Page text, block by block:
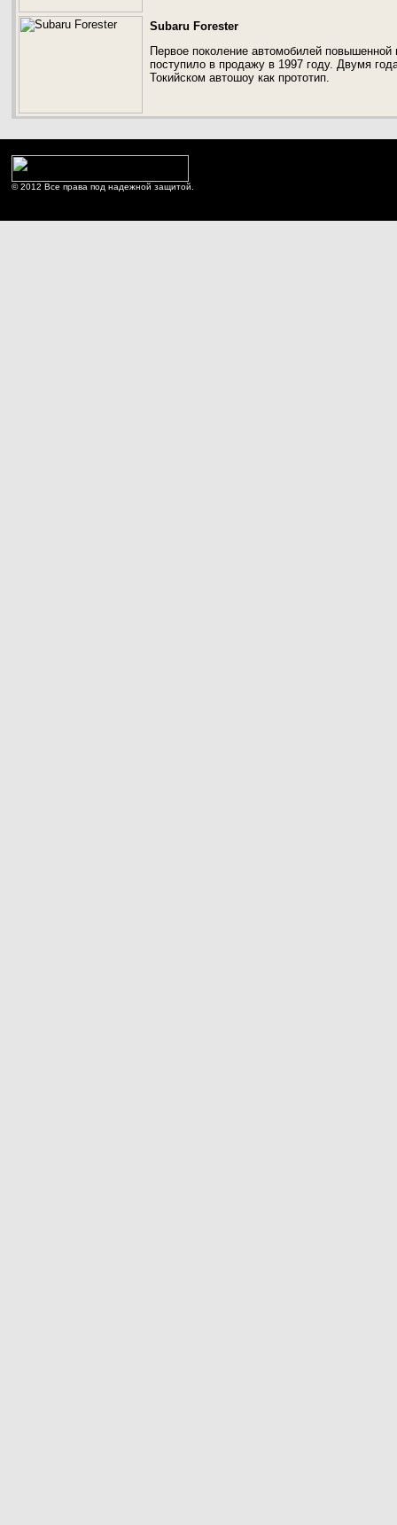
Subaru Forester
Первое поколение автомобилей
поступило в продажу в 1997 году. Двумя
Токийском автошоу как прототип.
© 2012 Все права под надежной защитой.